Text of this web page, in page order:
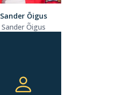
Sander Õigus
Sander Õigus